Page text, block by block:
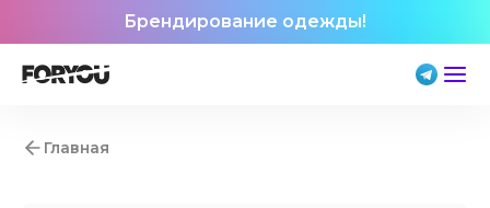
Брендирование одежды!
Главная